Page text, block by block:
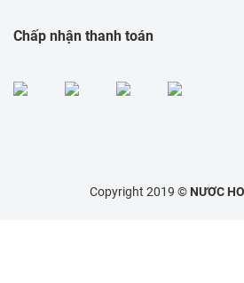
Chấp nhận thanh toán
Copyright 2019 © NƯƠC